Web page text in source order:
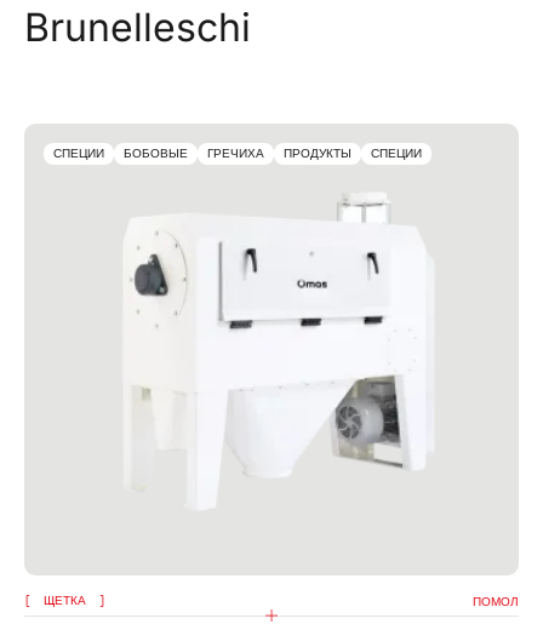
Brunelleschi
СПЕЦИИ БОБОВЫЕ ГРЕЧИХА ПРОДУКТЫ СПЕЦИИ
ЩЕТКА ПОМОЛ